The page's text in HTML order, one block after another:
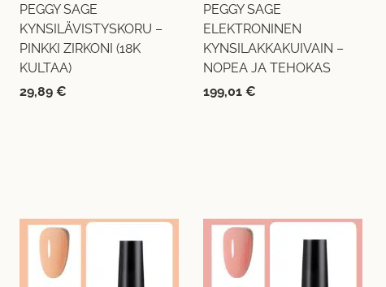
PEGGY SAGE
KYNSILÄVISTYSKORU –
PINKKI ZIRKONI (18K
KULTAA)
29,89€
PEGGY SAGE
ELEKTRONINEN
KYNSILAKKAKUIVAIN –
NOPEA JA TEHOKAS
199,01 €